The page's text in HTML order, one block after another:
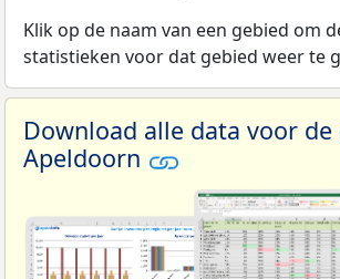
Klik op de naam van een gebied om
statistieken voor dat gebied weer te
Download alle data voor de
Apeldoorn